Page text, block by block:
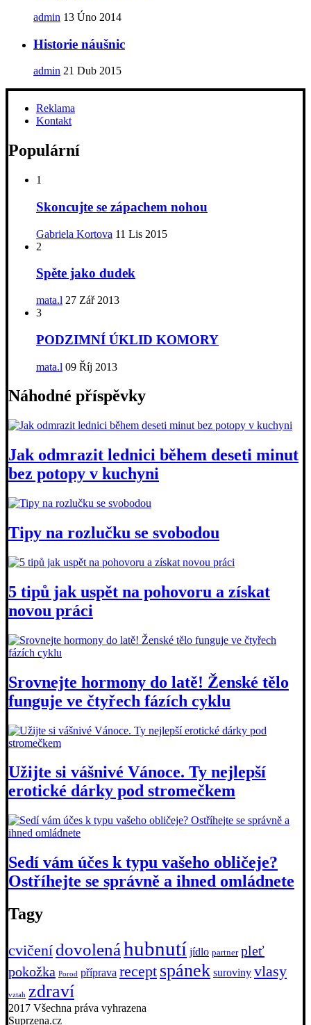
admin 13 Úno 2014
Historie náušnic
admin 21 Dub 2015
Reklama
Kontakt
Populární
1
Skoncujte se zápachem nohou
Gabriela Kortova 11 Lis 2015
2
Spěte jako dudek
mata.l 27 Zář 2013
3
PODZIMNÍ ÚKLID KOMORY
mata.l 09 Říj 2013
Náhodné příspěvky
Jak odmrazit lednici během deseti minut
bez potopy v kuchyni
Tipy na rozlučku se svobodou
5 tipů jak uspět na pohovoru a získat
novou práci
Srovnejte hormony do latě! Ženské tělo
funguje ve čtyřech fázích cyklu
Užijte si vášnivé Vánoce. Ty nejlepší
erotické dárky pod stromečkem
Sedí vám účes k typu vašeho obličeje?
Ostříhejte se správně a ihned omládnete
Tagy
cvičení dovolenáhubnutí jídlo partner pleť
pokožka Porod příprava recept spánek suroviny vlasy
vztah zdraví
2017 Všechna práva vyhrazena
Suprzena.cz